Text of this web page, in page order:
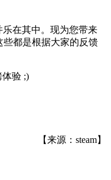
在其中。现为您带来
都是根据大家的反馈
验 ;)
【来源：steam】